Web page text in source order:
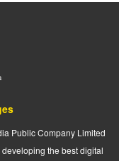
Public Company Limited
the best digital